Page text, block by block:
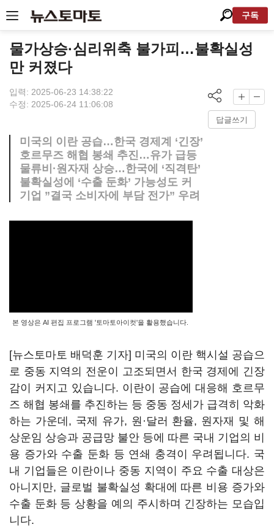
구독
물가상승·심리위축 불가피…불확실성
만 커졌다
입력: 2025-06-23 14:38:22
수정: 2025-06-24 11:06:08
답글쓰기
미국의 이란 공습…한국 경제계 ‘긴장’
호르무즈 해협 봉쇄 추진…유가 급등
물류비·원자재 상승…한국에 ‘직격탄’
불확실성에 ‘수출 둔화’ 가능성도 커
기업 ”결국 소비자에 부담 전가” 우려
본 영상은 AI 편집 프로그램 '토마토아이컷'을 활용했습니다.
[뉴스토마토 배덕훈 기자] 미국의 이란 핵시설 공습으
로 중동 지역의 전운이 고조되면서 한국 경제에 긴장
감이 커지고 있습니다. 이란이 공습에 대응해 호르무
즈 해협 봉쇄를 추진하는 등 중동 정세가 급격히 악화
하는 가운데 , 국제 유가, 원·달러 환율, 원자재 및 해
상운임 상승과 공급망 불안 등에 따른 국내 기업의 비
용 증가와 수출 둔화 등 연쇄 충격이 우려됩니다. 국
내 기업들은 이란이나 중동 지역이 주요 수출 대상은
아니지만, 글로벌 불확실성 확대에 따른 비용 증가와
수출 둔화 등 상황을 예의 주시하며 긴장하는 모습입
니다.